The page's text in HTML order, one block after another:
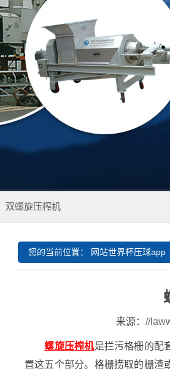
双螺旋压榨机
您的当前位置： 网站世界杯压球app
来源： //
螺旋压榨机是拦污格栅的配
置这五个部分。格栅捞取的栅渣